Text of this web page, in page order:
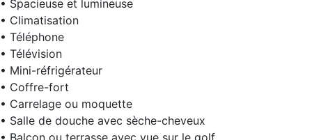
• Spacieuse et lumineuse
• Climatisation
• Téléphone
• Télévision
• Mini-réfrigérateur
• Coffre-fort
• Carrelage ou moquette
• Salle de douche avec sèche-cheveux
• Balcon ou terrasse avec vue sur le golf